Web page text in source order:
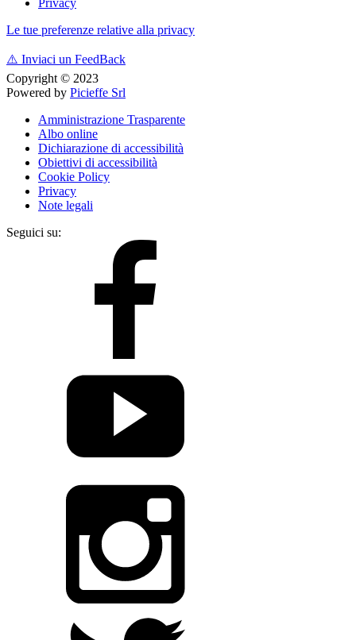
Privacy
Le tue preferenze relative alla privacy
⚠️ Inviaci un FeedBack
Copyright © 2023
Powered by Picieffe Srl
Amministrazione Trasparente
Albo online
Dichiarazione di accessibilità
Obiettivi di accessibilità
Cookie Policy
Privacy
Note legali
Seguici su: